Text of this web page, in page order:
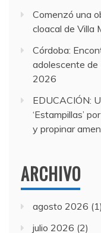
Comenzó una
cloacal de Villa
Córdoba:
adolescente de
2026
EDUCACIÓN:
‘Estampillas’
y propinar
ARCHIVO
agosto 2026 (1)
julio 2026 (2)